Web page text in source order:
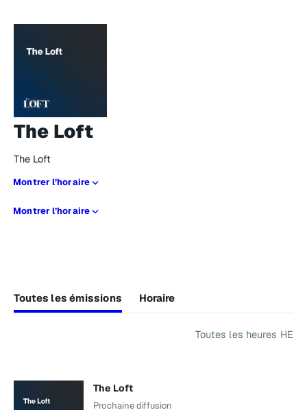
The Loft
The Loft
Montrer l’horaire
Montrer l’horaire
Toutes les émissions Horaire
Toutes les heures HE
The Loft
Prochaine diffusion